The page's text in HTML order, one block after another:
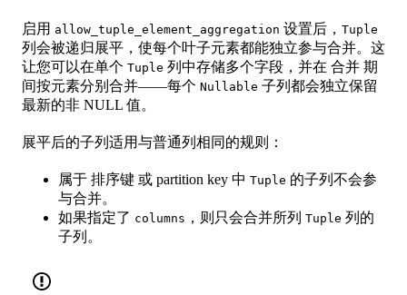
启用 allow_tuple_element_aggregation 设置后， Tuple
列会被递归展平，使每个叶子元素都能独立参与合并。这
让您可以在单个 Tuple 列中存储多个字段，并在 合并 期
间按元素分别合并——每个 Nullable 子列都会独立保留
最新的非 NULL 值。
展平后的子列适用与普通列相同的规则：
属于 排序键 或 partition key 中 Tuple 的子列不会参
与合并。
如果指定了 columns ，则只会合并所列 Tuple 列的
子列。